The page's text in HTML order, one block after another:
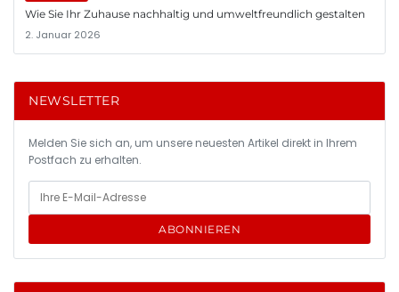
Wie Sie Ihr Zuhause nachhaltig und umweltfreundlich gestalten
2. Januar 2026
NEWSLETTER
Melden Sie sich an, um unsere neuesten Artikel direkt in Ihrem
Postfach zu erhalten.
ABONNIEREN